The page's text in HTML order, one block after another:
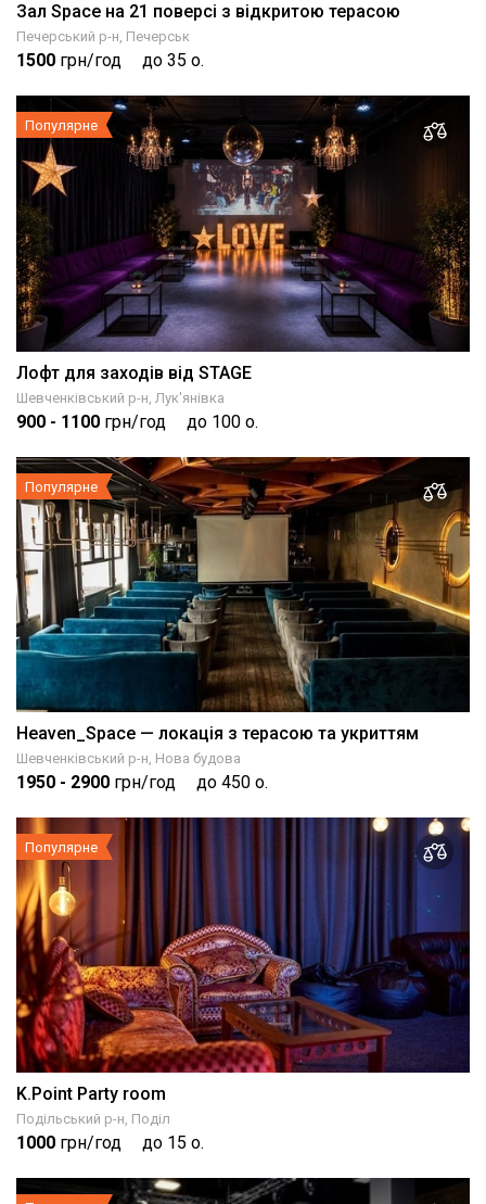
Зал Space на 21 поверсі з відкритою терасою
Печерський р-н, Печерськ
1500 грн/год до 35 о.
Популярне
Лофт для заходів від STAGE
Шевченківський р-н, Лук'янівка
900 - 1100 грн/год до 100 о.
Популярне
Heaven_Space — локація з терасою та укриттям
Шевченківський р-н, Нова будова
1950 - 2900 грн/год до 450 о.
Популярне
K.Point Party room
Подільський р-н, Поділ
1000 грн/год до 15 о.